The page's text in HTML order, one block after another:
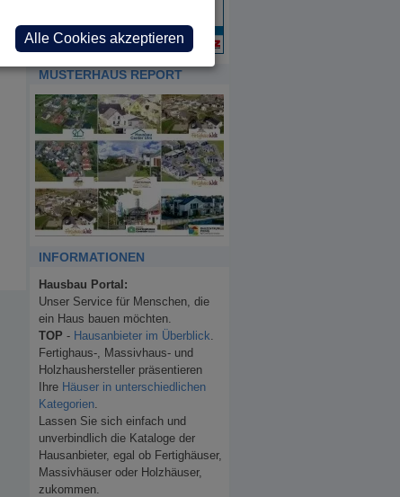
MUSTERHAUS REPORT
INFORMATIONEN
Hausbau Portal:
Unser Service für Menschen, die
ein Haus bauen möchten.
TOP - Hausanbieter im Überblick
Fertighaus-, Massivhaus- und
Holzhaushersteller präsentieren
Ihre Häuser in unterschiedlichen
Kategorien
Lassen Sie sich einfach und
unverbindlich die Kataloge der
Hausanbieter, egal ob Fertighäuser,
Massivhäuser oder Holzhäuser,
zukommen.
Alle Cookies akzeptieren